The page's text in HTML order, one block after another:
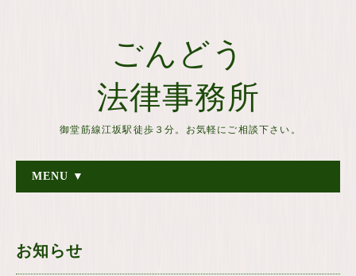
ごんどう
法律事務所
御堂筋線江坂駅徒歩３分。お気軽にご相談下さい。
MENU ▼
お知らせ